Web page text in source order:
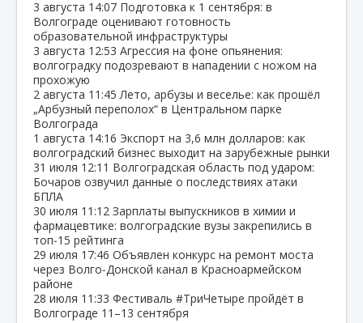
3 августа 14:07 Подготовка к 1 сентября: в
Волгограде оценивают готовность
образовательной инфраструктуры
3 августа 12:53 Агрессия на фоне опьянения:
волгоградку подозревают в нападении с ножом на
прохожую
2 августа 11:45 Лето, арбузы и веселье: как прошёл
„Арбузный переполох“ в Центральном парке
Волгограда
1 августа 14:16 Экспорт на 3,6 млн долларов: как
волгоградский бизнес выходит на зарубежные рынки
31 июля 12:11 Волгоградская область под ударом:
Бочаров озвучил данные о последствиях атаки
БПЛА
30 июля 11:12 Зарплаты выпускников в химии и
фармацевтике: волгоградские вузы закрепились в
топ‑15 рейтинга
29 июля 17:46 Объявлен конкурс на ремонт моста
через Волго‑Донской канал в Красноармейском
районе
28 июля 11:33 Фестиваль #ТриЧетыре пройдёт в
Волгограде 11–13 сентября